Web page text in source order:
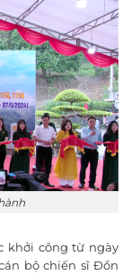
khởi công từ ngày
bộ chiến sĩ Đồn